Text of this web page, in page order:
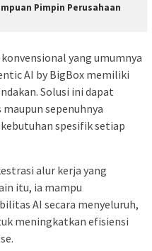
Pimpin Perusahaan
yang umumnya
AI by BigBox memiliki
Solusi ini dapat
sepenuhnya
spesifik setiap
alur kerja yang
itu, ia mampu
AI secara menyeluruh,
meningkatkan efisiensi